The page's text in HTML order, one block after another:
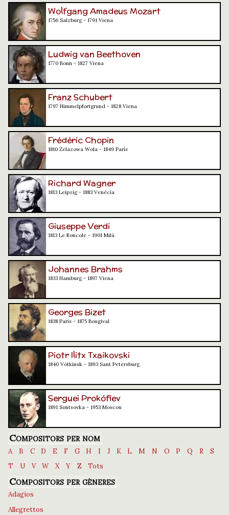
Wolfgang Amadeus Mozart
1756 Salzburg - 1791 Viena
Ludwig van Beethoven
1770 Bonn - 1827 Viena
Franz Schubert
1797 Himmelpfortgrund - 1828 Viena
Frédéric Chopin
1810 Żelazowa Wola - 1849 París
Richard Wagner
1813 Leipzig - 1883 Venècia
Giuseppe Verdi
1813 Le Roncole - 1901 Milà
Johannes Brahms
1833 Hamburg - 1897 Viena
Georges Bizet
1838 París - 1875 Bougival
Piotr Ilitx Txaikovski
1840 Vótkinsk - 1893 Sant Petersburg
Serguei Prokófiev
1891 Sontsovka - 1953 Moscou
Compositors per nom
A B C D E F G H I J K L M N O P Q R
S
T
U V W X Y Z Tots
Compositors per gèneres
Adagios
Allegrettos